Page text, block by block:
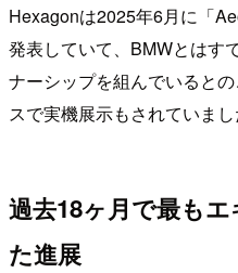
Hexagonは2025年6月に「
発表していて、BMWとはす
ナーシップを組んでいると
スで実機展示もされていまし
過去18ヶ月で最も
た進展